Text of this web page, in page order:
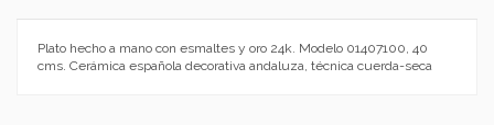
Plato hecho a mano con esmaltes y oro 24k. Modelo 01407100, 40
cms. Cerámica española decorativa andaluza, técnica cuerda-seca